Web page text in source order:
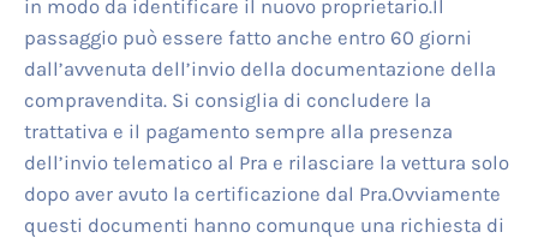
in modo da identificare il nuovo proprietario.Il
passaggio può essere fatto anche entro 60 giorni
dall’avvenuta dell’invio della documentazione della
compravendita. Si consiglia di concludere la
trattativa e il pagamento sempre alla presenza
dell’invio telematico al Pra e rilasciare la vettura solo
dopo aver avuto la certificazione dal Pra.Ovviamente
questi documenti hanno comunque una richiesta di